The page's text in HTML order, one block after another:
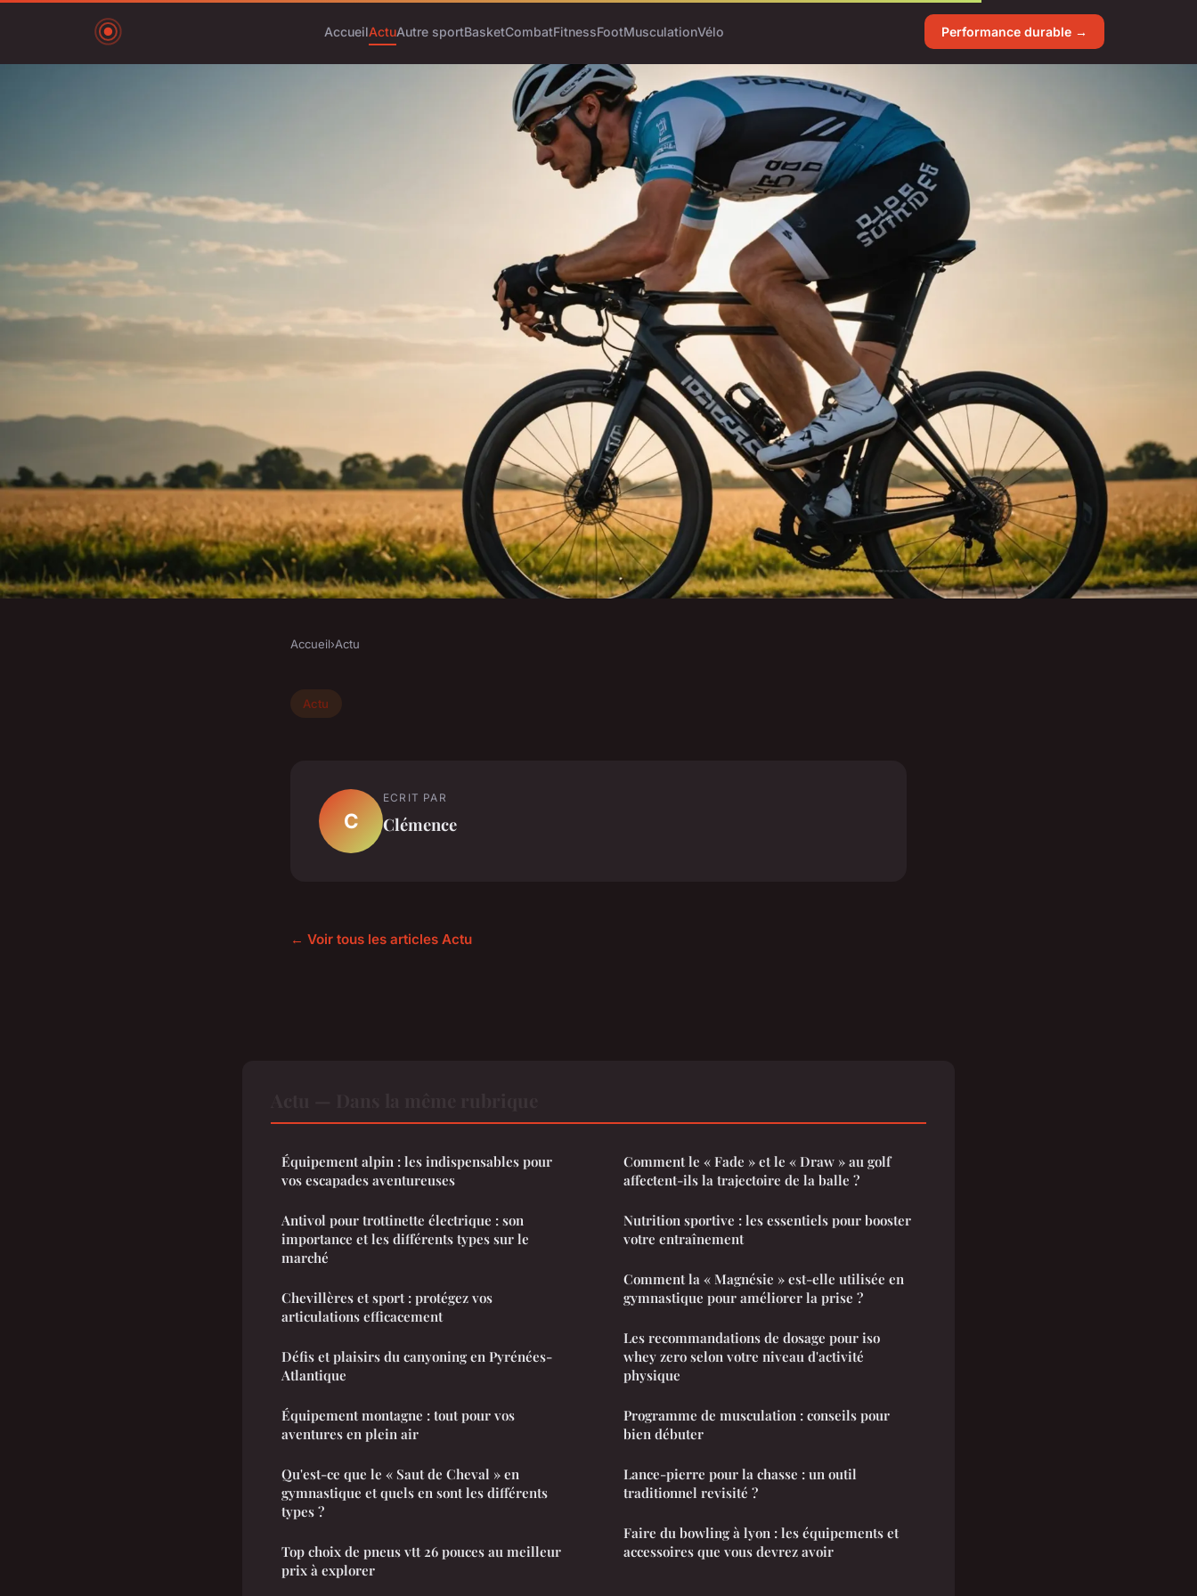
AccueilActuAutre sportBasketCombatFitnessFootMusculationVélo Performance durable →
Personnalisez votre affiche cyclisme
Accueil›Actu
Actu
C
ECRIT PAR
Clémence
← Voir tous les articles Actu
Équipement alpin : les indispensables pour
vos escapades aventureuses
Antivol pour trottinette électrique : son
importance et les différents types sur le
marché
Chevillères et sport : protégez vos
articulations efficacement
Défis et plaisirs du canyoning en Pyrénées-
Atlantique
Équipement montagne : tout pour vos
aventures en plein air
Qu'est-ce que le « Saut de Cheval » en
gymnastique et quels en sont les différents
types ?
Top choix de pneus vtt 26 pouces au meilleur
prix à explorer
Comment le « Fade » et le « Draw » au golf
affectent-ils la trajectoire de la balle ?
Nutrition sportive : les essentiels pour booster
votre entraînement
Comment la « Magnésie » est-elle utilisée en
gymnastique pour améliorer la prise ?
Les recommandations de dosage pour iso
whey zero selon votre niveau d'activité
physique
Programme de musculation : conseils pour
bien débuter
Lance-pierre pour la chasse : un outil
traditionnel revisité ?
Faire du bowling à lyon : les équipements et
accessoires que vous devrez avoir